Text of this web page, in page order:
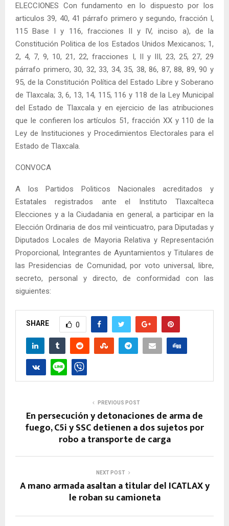
ELECCIONES Con fundamento en lo dispuesto por los
articulos 39, 40, 41 párrafo primero y segundo, fracción I,
115 Base I y 116, fracciones II y IV, inciso a), de la
Constitución Politica de los Estados Unidos Mexicanos; 1,
2, 4, 7, 9, 10, 21, 22, fracciones I, II y III, 23, 25, 27, 29
párrafo primero, 30, 32, 33, 34, 35, 38, 86, 87, 88, 89, 90 y
95, de la Constitución Política del Estado Libre y Soberano
de Tlaxcala; 3, 6, 13, 14, 115, 116 y 118 de la Ley Municipal
del Estado de Tlaxcala y en ejercicio de las atribuciones
que le confieren los artículos 51, fracción XX y 110 de la
Ley de Instituciones y Procedimientos Electorales para el
Estado de Tlaxcala.
CONVOCA
A los Partidos Politicos Nacionales acreditados y
Estatales registrados ante el Instituto Tlaxcalteca
Elecciones y a la Ciudadania en general, a participar en la
Elección Ordinaria de dos mil veinticuatro, para Diputadas y
Diputados Locales de Mayoria Relativa y Representación
Proporcional, Integrantes de Ayuntamientos y Titulares de
las Presidencias de Comunidad, por voto universal, libre,
secreto, personal y directo, de conformidad con las
siguientes:
SHARE 0
PREVIOUS POST
En persecución y detonaciones de arma de
fuego, C5i y SSC detienen a dos sujetos por
robo a transporte de carga
NEXT POST
A mano armada asaltan a titular del ICATLAX y
le roban su camioneta